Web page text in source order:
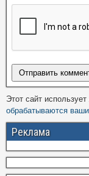
Этот сайт
обрабатываются
Реклама